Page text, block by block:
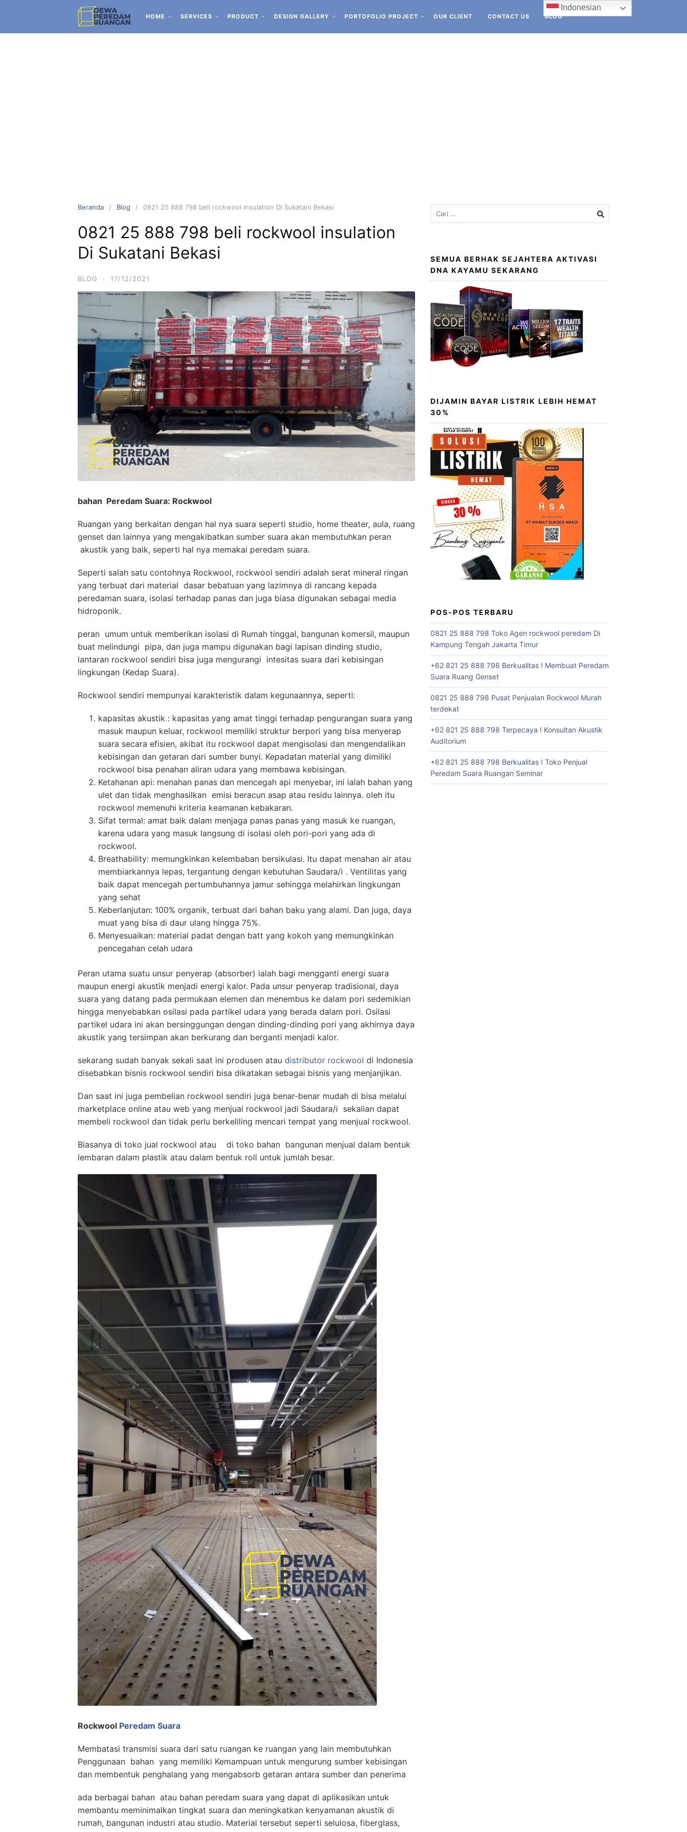
HOME SERVICES PRODUCT DESIGN GALLERY PORTOFOLIO PROJECT OUR CLIENT CONTACT US BLOG
Beranda Blog 0821 25 888 798 beli rockwool insulation Di Sukatani Bekasi
0821 25 888 798 beli rockwool insulation
Di Sukatani Bekasi
BLOG · 17/12/2021
bahan Peredam Suara: Rockwool
Ruangan yang berkaitan dengan hal nya suara seperti studio, home theater, aula, ruang
genset dan lainnya yang mengakibatkan sumber suara akan membutuhkan peran
akustik yang baik, seperti hal nya memakai peredam suara.
Seperti salah satu contohnya Rockwool, rockwool sendiri adalah serat mineral ringan
yang terbuat dari material dasar bebatuan yang lazimnya di rancang kepada
peredaman suara, isolasi terhadap panas dan juga biasa digunakan sebagai media
hidroponik.
peran umum untuk memberikan isolasi di Rumah tinggal, bangunan komersil, maupun
buat melindungi pipa, dan juga mampu digunakan bagi lapisan dinding studio,
lantaran rockwool sendiri bisa juga mengurangi intesitas suara dari kebisingan
lingkungan (Kedap Suara).
Rockwool sendiri mempunyai karakteristik dalam kegunaannya, seperti:
kapasitas akustik : kapasitas yang amat tinggi terhadap pengurangan suara yang
masuk maupun keluar, rockwool memiliki struktur berpori yang bisa menyerap
suara secara efisien, akibat itu rockwool dapat mengisolasi dan mengendalikan
kebisingan dan getaran dari sumber bunyi. Kepadatan material yang dimiliki
rockwool bisa penahan aliran udara yang membawa kebisingan.
Ketahanan api: menahan panas dan mencegah api menyebar, ini ialah bahan yang
ulet dan tidak menghasilkan emisi beracun asap atau residu lainnya. oleh itu
rockwool memenuhi kriteria keamanan kebakaran.
Sifat termal: amat baik dalam menjaga panas panas yang masuk ke ruangan,
karena udara yang masuk langsung di isolasi oleh pori-pori yang ada di
rockwool.
Breathability: memungkinkan kelembaban bersikulasi. Itu dapat menahan air atau
membiarkannya lepas, tergantung dengan kebutuhan Saudara/i . Ventilitas yang
baik dapat mencegah pertumbuhannya jamur sehingga melahirkan lingkungan
yang sehat
Keberlanjutan: 100% organik, terbuat dari bahan baku yang alami. Dan juga, daya
muat yang bisa di daur ulang hingga 75%.
Menyesuaikan: material padat dengan batt yang kokoh yang memungkinkan
pencegahan celah udara
Peran utama suatu unsur penyerap (absorber) ialah bagi mengganti energi suara
maupun energi akustik menjadi energi kalor. Pada unsur penyerap tradisional, daya
suara yang datang pada permukaan elemen dan menembus ke dalam pori sedemikian
hingga menyebabkan osilasi pada partikel udara yang berada dalam pori. Osilasi
partikel udara ini akan bersinggungan dengan dinding-dinding pori yang akhirnya daya
akustik yang tersimpan akan berkurang dan berganti menjadi kalor.
sekarang sudah banyak sekali saat ini produsen atau distributor rockwool di Indonesia
disebabkan bisnis rockwool sendiri bisa dikatakan sebagai bisnis yang menjanjikan.
Dan saat ini juga pembelian rockwool sendiri juga benar-benar mudah di bisa melalui
marketplace online atau web yang menjual rockwool jadi Saudara/i sekalian dapat
membeli rockwool dan tidak perlu berkeliling mencari tempat yang menjual rockwool.
Biasanya di toko jual rockwool atau di toko bahan bangunan menjual dalam bentuk
lembaran dalam plastik atau dalam bentuk roll untuk jumlah besar.
Rockwool Peredam Suara
Membatasi transmisi suara dari satu ruangan ke ruangan yang lain membutuhkan
Penggunaan bahan yang memiliki Kemampuan untuk mengurung sumber kebisingan
dan membentuk penghalang yang mengabsorb getaran antara sumber dan penerima
ada berbagai bahan atau bahan peredam suara yang dapat di aplikasikan untuk
membantu meminimalkan tingkat suara dan meningkatkan kenyamanan akustik di
rumah, bangunan industri atau studio. Material tersebut seperti selulosa, fiberglass,
SEMUA BERHAK SEJAHTERA AKTIVASI
DNA KAYAMU SEKARANG
DIJAMIN BAYAR LISTRIK LEBIH HEMAT
30%
POS-POS TERBARU
0821 25 888 798 Toko Agen rockwool peredam Di
Kampung Tengah Jakarta Timur
+62 821 25 888 798 Berkualitas ! Membuat Peredam
Suara Ruang Genset
0821 25 888 798 Pusat Penjualan Rockwool Murah
terdekat
+62 821 25 888 798 Terpecaya ! Konsultan Akustik
Auditorium
+62 821 25 888 798 Berkualitas ! Toko Penjual
Peredam Suara Ruangan Seminar
Indonesian